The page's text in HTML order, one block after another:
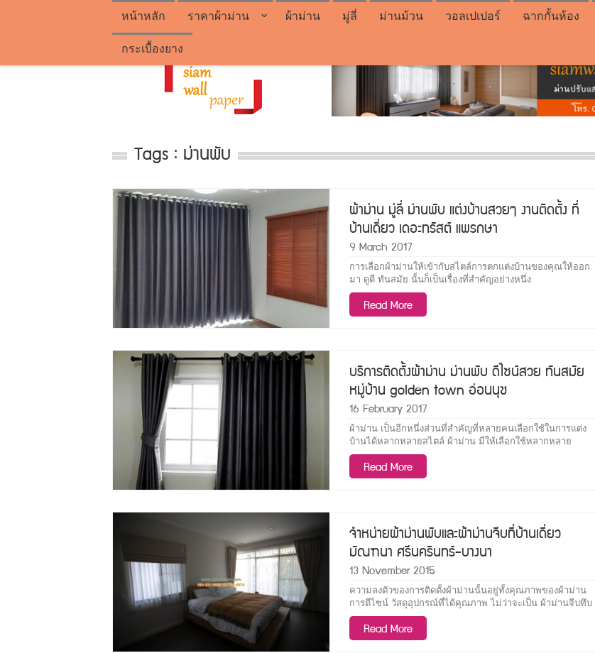
หน้าหลัก ราคาผ้าม่าน ผ้าม่าน มู่ลี่ ม่านม้วน วอลเปเปอร์ ฉากกั้นห้อง
กระเบื้องยาง
Tags : ม่านพับ
ผ้าม่าน มู่ลี่ ม่านพับ แต่งบ้านสวยๆ งานติดตั้ง ที่
บ้านเดี่ยว เดอะทรัสต์ แพรกษา
9 March 2017
การเลือกผ้าม่านให้เข้ากับสไตล์การตกแต่งบ้านของคุณให้ออก
มา ดูดี ทันสมัย นั้นก็เป็นเรื่องที่สำคัญอย่างหนึ่ง
Read More
บริการติดตั้งผ้าม่าน ม่านพับ ดีไซน์สวย ทันสมัย
หมู่บ้าน golden town อ่อนนุช
16 February 2017
ผ้าม่าน เป็นอีกหนึ่งส่วนที่สำคัญที่หลายคนเลือกใช้ในการแต่ง
บ้านได้หลากหลายสไตล์ ผ้าม่าน มีให้เลือกใช้หลากหลาย
Read More
จำหน่ายผ้าม่านพับและผ้าม่านจีบที่บ้านเดี่ยว
มัณฑนา ศรีนครินทร์-บางนา
13 November 2015
ความลงตัวของการติดตั้งผ้าม่านนั้นอยู่ทั้งคุณภาพของผ้าม่าน
การดีไซน์ วัสดุอุปกรณ์ที่ได้คุณภาพ ไม่ว่าจะเป็น ผ้าม่านจีบทึบ
แสงกัน UVที่มีผู้นิยมใช้กันมาก หรือจะเป็นม่านพับ ที่มีความ
สวยงามลงตัว และอยากให้บ้านดูสวยงามมีมุมที่ดีๆ การติดตั้งผ้า
ม่านโปร่งแสง ก็จะช่วยได้ไม่น้อย ฉะน้้นบ้านเดี่ยวทุกหลังย่อมมี
Read More